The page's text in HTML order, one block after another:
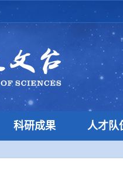
科研成果 人才队